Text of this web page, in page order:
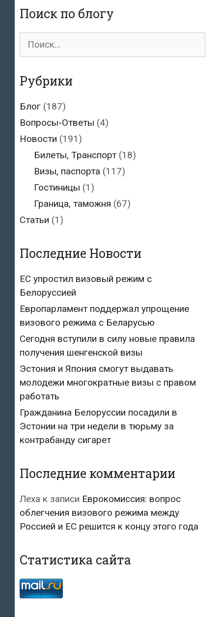
Поиск по блогу
Поиск
Рубрики
Блог (187)
Вопросы-Ответы (4)
Новости (191)
Билеты, Транспорт(18)
Визы, паспорта (117)
Гостиницы (1)
Граница, таможня (67)
Статьи (1)
Последние Новости
ЕС упростил визовый режим с
Белоруссией
Европарламент поддержал упрощение
визового режима с Беларусью
Сегодня вступили в силу новые правила
получения шенгенской визы
Эстония и Япония смогут выдавать
молодежи многократные визы с правом
работать
Гражданина Белоруссии посадили в
Эстонии на три недели в тюрьму за
контрабанду сигарет
Последние комментарии
Леха к записи Еврокомиссия: вопрос
облегчения визового режима между
Россией и ЕС решится к концу этого года
Статистика сайта